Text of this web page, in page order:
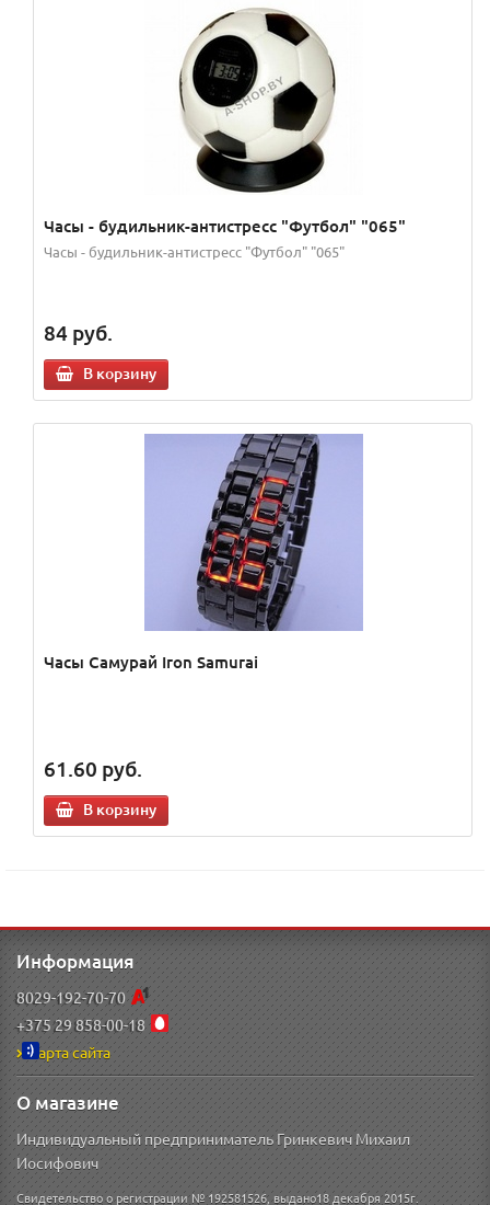
Часы - будильник-антистресс "Футбол" "065"
Часы - будильник-антистресс "Футбол" "065"
84 руб.
В корзину
Часы Самурай Iron Samurai
61.60 руб.
В корзину
Информация
8029-192-70-70
+375 29 858-00-18
Карта сайта
О магазине
Индивидуальный предприниматель Гринкевич Михаил
Иосифович
Свидетельство о регистрации № 192581526, выдано18 декабря 2015г.